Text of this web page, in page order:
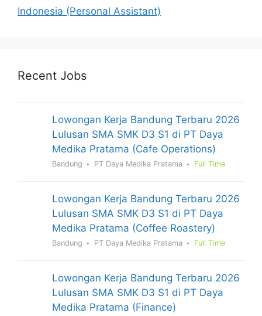
Indonesia (Personal Assistant)
Recent Jobs
Lowongan Kerja Bandung Terbaru 2026
Lulusan SMA SMK D3 S1 di PT Daya
Medika Pratama (Cafe Operations)
Bandung PT Daya Medika Pratama Full Time
Lowongan Kerja Bandung Terbaru 2026
Lulusan SMA SMK D3 S1 di PT Daya
Medika Pratama (Coffee Roastery)
Bandung PT Daya Medika Pratama Full Time
Lowongan Kerja Bandung Terbaru 2026
Lulusan SMA SMK D3 S1 di PT Daya
Medika Pratama (Finance)